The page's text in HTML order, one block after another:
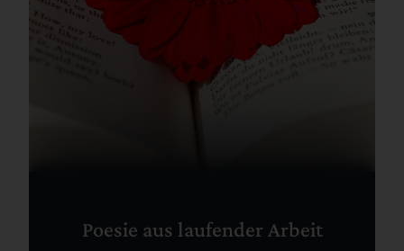
Poesie aus laufender Arbeit